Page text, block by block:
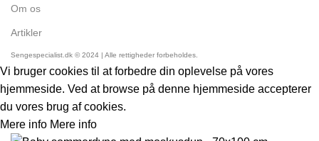
Om os
Artikler
Sengespecialist.dk © 2024 | Alle rettigheder forbeholdes.
Vi bruger cookies til at forbedre din oplevelse på vores
hjemmeside. Ved at browse på denne hjemmeside accepterer
du vores brug af cookies.
Mere info Mere info